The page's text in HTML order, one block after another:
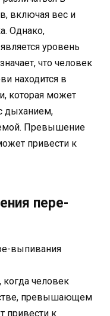
включая вес и
Однако,
уровень
что человек
находится в
которая может
дыханием,
Превышение
привести к
пере-
когда человек
превышающем
привести к